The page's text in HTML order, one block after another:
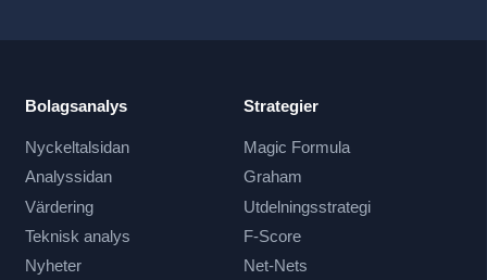
Bolagsanalys
Nyckeltalsidan
Analyssidan
Värdering
Teknisk analys
Nyheter
Strategier
Magic Formula
Graham
Utdelningsstrategi
F-Score
Net-Nets